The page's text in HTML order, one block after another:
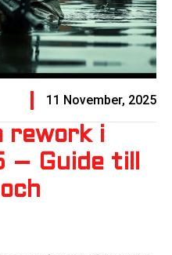
11 November, 2025
i
– Guide till